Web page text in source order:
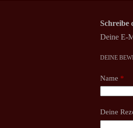
Schreibe
Deine E-
DEINE
Name *
Deine